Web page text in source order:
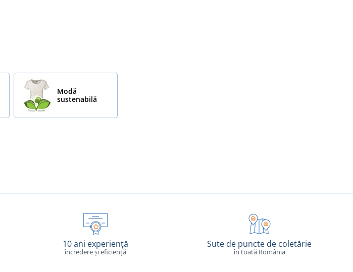
Modă
sustenabilă
10 ani experiență
încredere și eficiență
Sute de puncte de coletărie
în toată România